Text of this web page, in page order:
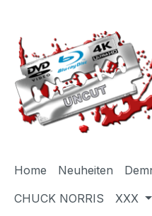
Home Neuheiten
CHUCK NORRIS
XXX